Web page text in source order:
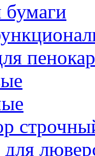
бумаги